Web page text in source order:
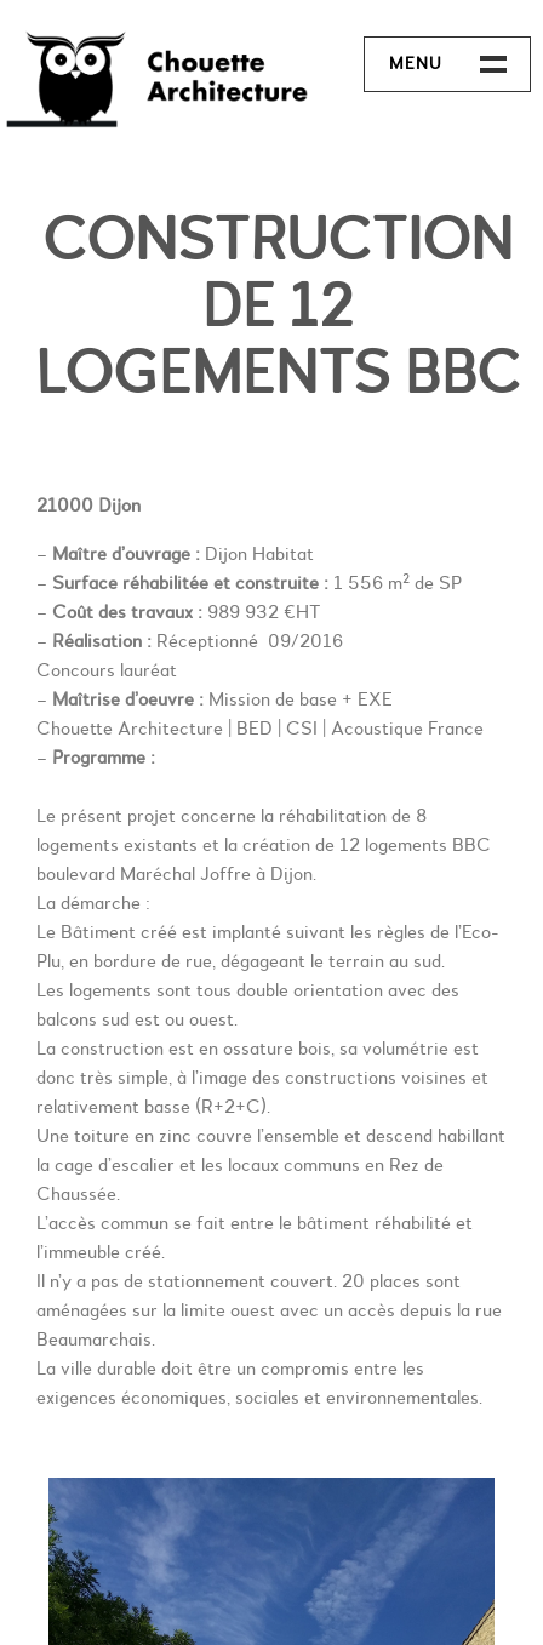
MENU
CONSTRUCTION
DE 12
LOGEMENTS BBC
21000 Dijon
– Maître d’ouvrage : Dijon Habitat
– Surface réhabilitée et construite : 1 556 m² de SP
– Coût des travaux : 989 932 €HT
– Réalisation : Réceptionné 09/2016
Concours lauréat
– Maîtrise d’oeuvre : Mission de base + EXE
Chouette Architecture | BED | CSI | Acoustique France
– Programme :
Le présent projet concerne la réhabilitation de 8
logements existants et la création de 12 logements BBC
boulevard Maréchal Joffre à Dijon.
La démarche :
Le Bâtiment créé est implanté suivant les règles de l’Eco-
Plu, en bordure de rue, dégageant le terrain au sud.
Les logements sont tous double orientation avec des
balcons sud est ou ouest.
La construction est en ossature bois, sa volumétrie est
donc très simple, à l’image des constructions voisines et
relativement basse (R+2+C).
Une toiture en zinc couvre l’ensemble et descend habillant
la cage d’escalier et les locaux communs en Rez de
Chaussée.
L’accès commun se fait entre le bâtiment réhabilité et
l’immeuble créé.
Il n’y a pas de stationnement couvert. 20 places sont
aménagées sur la limite ouest avec un accès depuis la rue
Beaumarchais.
La ville durable doit être un compromis entre les
exigences économiques, sociales et environnementales.